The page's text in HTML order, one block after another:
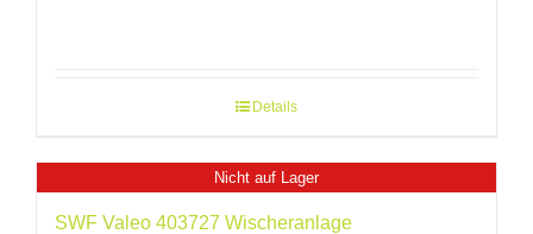
Details
Nicht auf Lager
SWF Valeo 403727 Wischeranlage